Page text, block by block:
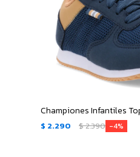
$ 2.290 $2.390 4